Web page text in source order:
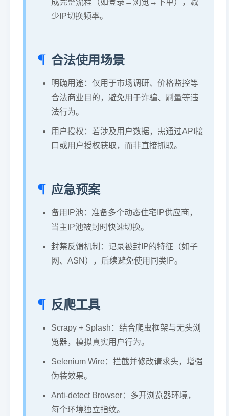
少IP切换频率。
合法使用场景
明确用途：仅用于市场调研、价格监控等
合法商业目的，避免用于诈骗、刷量等违
法行为。
用户授权：若涉及用户数据，需通过API接
口或用户授权获取，而非直接抓取。
应急预案
备用IP池：准备多个动态住宅IP供应商，
当主IP池被封时快速切换。
封禁反馈机制：记录被封IP的特征（如子
网、ASN），后续避免使用同类IP。
反爬工具
Scrapy + Splash：结合爬虫框架与无头浏
览器，模拟真实用户行为。
Selenium Wire：拦截并修改请求头，增强
伪装效果。
Anti-detect Browser：多开浏览器环境，
每个环境独立指纹。